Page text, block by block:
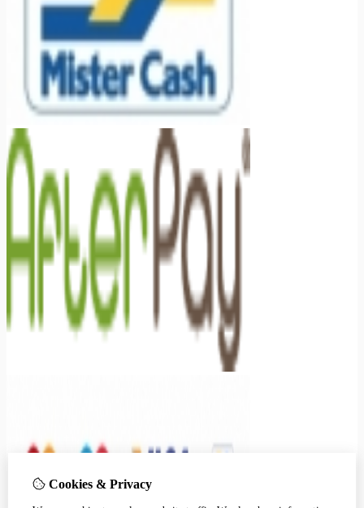
Cookies & Privacy